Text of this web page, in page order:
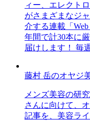
ィー、エレクト
がさまざまなジ
介する連載「
年間で計30本に
届けします！ 毎
藤村 岳のオヤジ
メンズ美容の研
さんに向けて、
記事を、美容ラ